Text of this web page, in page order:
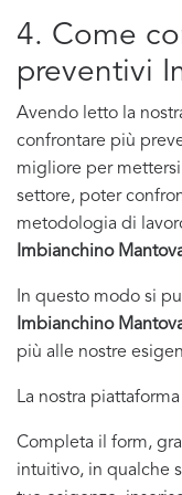
4. Come
preventivi
Avendo letto la
confrontare più
migliore per
settore, poter
metodologia di
Imbianchino
In questo modo si
Imbianchino
più alle nostre
La nostra
Completa il form,
intuitivo, in qualche